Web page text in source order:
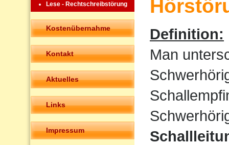
Lese - Rechtschreibstörung
Kostenübernahme
Kontakt
Aktuelles
Links
Impressum
Definition:
Man